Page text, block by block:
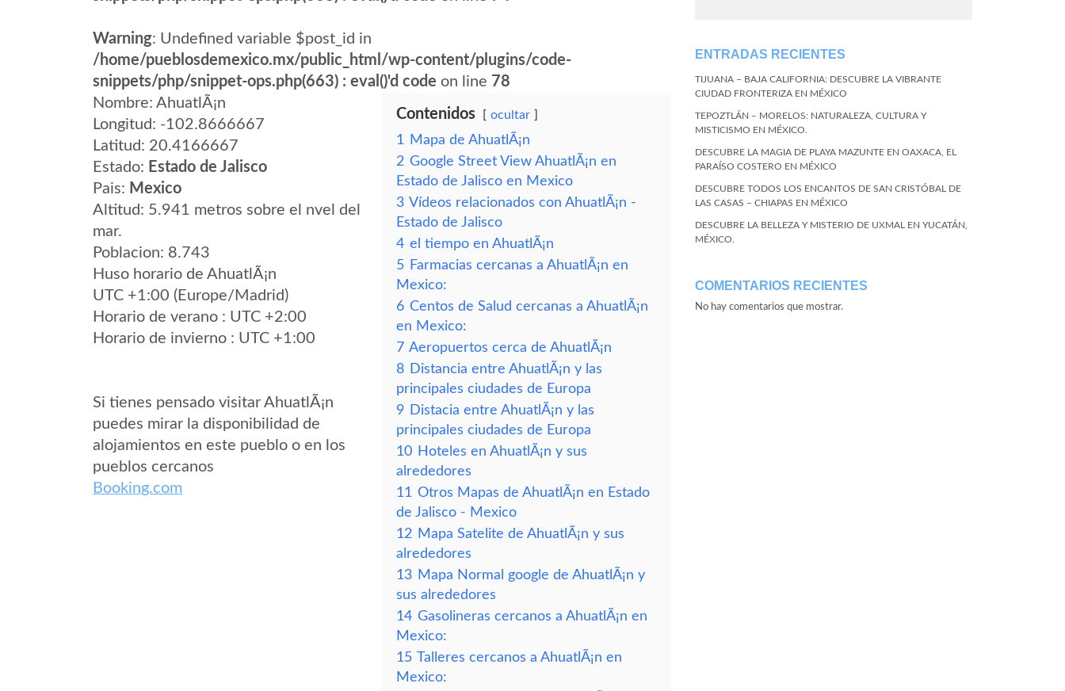
Warning: Undefined variable $post_id in
/home/pueblosdemexico.mx/public_html/wp-content/plugins/code-
snippets/php/snippet-ops.php(663) : eval()'d code on line 78
Nombre: AhuatlÃ¡n
Longitud: -102.8666667
Latitud: 20.4166667
Estado: Estado de Jalisco
Pais: Mexico
Altitud: 5.941 metros sobre el nvel del
mar.
Poblacion: 8.743
Huso horario de AhuatlÃ¡n
UTC +1:00 (Europe/Madrid)
Horario de verano : UTC +2:00
Horario de invierno : UTC +1:00
Si tienes pensado visitar AhuatlÃ¡n
puedes mirar la disponibilidad de
alojamientos en este pueblo o en los
pueblos cercanos
Booking.com
Contenidos ocultar
1
Mapa de AhuatlÃ¡n
2 Google Street View AhuatlÃ¡n en
Estado de Jalisco en Mexico
3 Vídeos relacionados con AhuatlÃ¡n -
Estado de Jalisco
4 el tiempo en AhuatlÃ¡n
5 Farmacias cercanas a AhuatlÃ¡n en
Mexico:
6 Centos de Salud cercanas a AhuatlÃ¡n
en Mexico:
7 Aeropuertos cerca de AhuatlÃ¡n
8 Distancia entre AhuatlÃ¡n y las
principales ciudades de Europa
9 Distacia entre AhuatlÃ¡n y las
principales ciudades de Europa
10 Hoteles en AhuatlÃ¡n y sus
alrededores
11 Otros Mapas de AhuatlÃ¡n en Estado
de Jalisco - Mexico
12 Mapa Satelite de AhuatlÃ¡n y sus
alrededores
13 Mapa Normal google de AhuatlÃ¡n y
sus alrededores
14 Gasolineras cercanos a AhuatlÃ¡n en
Mexico:
15 Talleres cercanos a AhuatlÃ¡n en
Mexico:
ENTRADAS RECIENTES
TIJUANA – BAJA CALIFORNIA: DESCUBRE LA VIBRANTE
CIUDAD FRONTERIZA EN MÉXICO
TEPOZTLÁN – MORELOS: NATURALEZA, CULTURA Y
MISTICISMO EN MÉXICO.
DESCUBRE LA MAGIA DE PLAYA MAZUNTE EN OAXACA, EL
PARAÍSO COSTERO EN MÉXICO
DESCUBRE TODOS LOS ENCANTOS DE SAN CRISTÓBAL DE
LAS CASAS – CHIAPAS EN MÉXICO
DESCUBRE LA BELLEZA Y MISTERIO DE UXMAL EN YUCATÁN,
MÉXICO.
COMENTARIOS RECIENTES
No hay comentarios que mostrar.